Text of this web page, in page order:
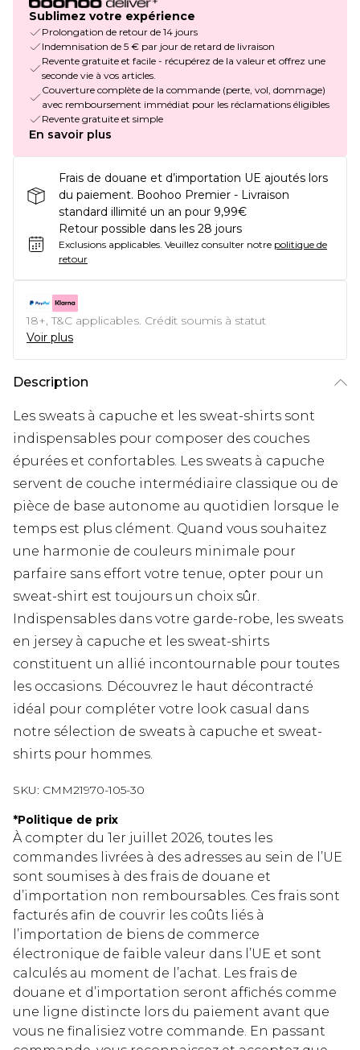
Sublimez votre expérience
Prolongation de retour de 14 jours
Indemnisation de 5 € par jour de retard de livraison
Revente gratuite et facile - récupérez de la valeur et offrez une
seconde vie à vos articles.
Couverture complète de la commande (perte, vol, dommage)
avec remboursement immédiat pour les réclamations éligibles
Revente gratuite et simple
En savoir plus
Frais de douane et d’importation UE ajoutés lors
du paiement. Boohoo Premier - Livraison
standard illimité un an pour 9,99€
Retour possible dans les 28 jours
Exclusions applicables. Veuillez consulter notre politique de
retour
18+, T&C applicables. Crédit soumis à statut
Voir plus
Description
Les sweats à capuche et les sweat-shirts sont
indispensables pour composer des couches
épurées et confortables. Les sweats à capuche
servent de couche intermédiaire classique ou de
pièce de base autonome au quotidien lorsque le
temps est plus clément. Quand vous souhaitez
une harmonie de couleurs minimale pour
parfaire sans effort votre tenue, opter pour un
sweat-shirt est toujours un choix sûr.
Indispensables dans votre garde-robe, les sweats
en jersey à capuche et les sweat-shirts
constituent un allié incontournable pour toutes
les occasions. Découvrez le haut décontracté
idéal pour compléter votre look casual dans
notre sélection de sweats à capuche et sweat-
shirts pour hommes.
SKU: CMM21970-105-30
*Politique de prix
À compter du 1er juillet 2026, toutes les
commandes livrées à des adresses au sein de l’UE
sont soumises à des frais de douane et
d’importation non remboursables. Ces frais sont
facturés afin de couvrir les coûts liés à
l’importation de biens de commerce
électronique de faible valeur dans l’UE et sont
calculés au moment de l’achat. Les frais de
douane et d’importation seront affichés comme
une ligne distincte lors du paiement avant que
vous ne finalisiez votre commande. En passant